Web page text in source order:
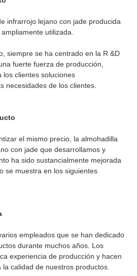
infrarrojo lejano con jade producida
utilizada.
siempre se ha centrado en la R &D
fuerte fuerza de producción,
los clientes soluciones
necesidades de los clientes.
el mismo precio, la almohadilla
con jade que desarrollamos y
ha sido sustancialmente mejorada
se muestra en los siguientes
empleados que se han dedicado
durante muchos años. Los
experiencia de producción y hacen
calidad de nuestros productos.